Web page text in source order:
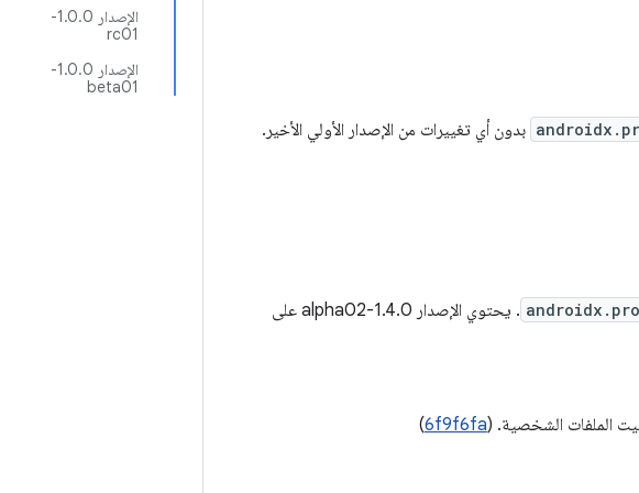
الإصدار 1.0.0-
rc01
الإصدار 1.0.0-
beta01
بدون أي تغييرات من الإصدار الأولي الأخير.
. يحتوي الإصدار 1.4.0-alpha02 على
6f9f6fa
)